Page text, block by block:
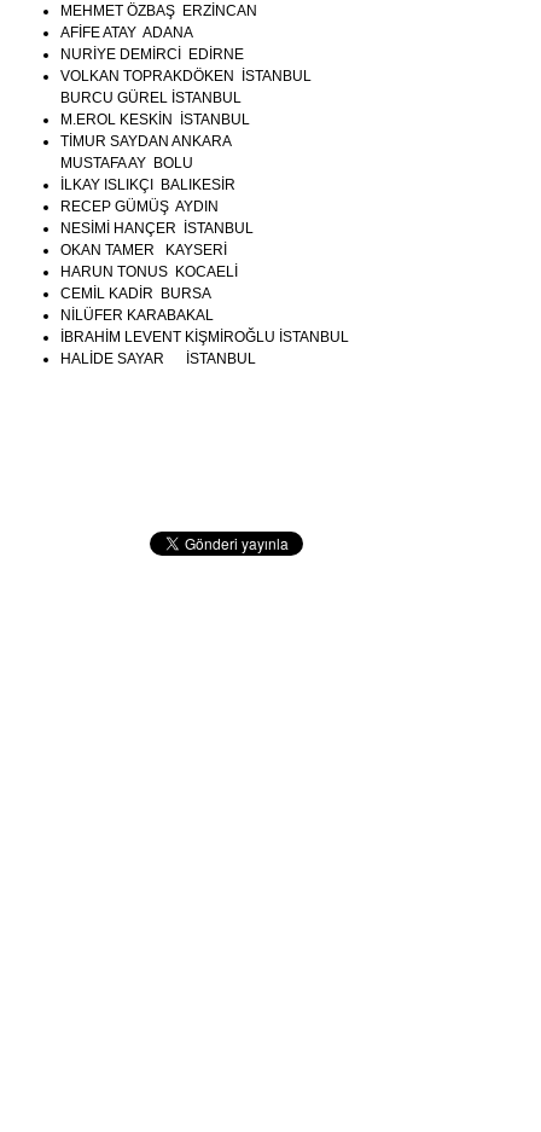
MEHMET ÖZBAŞ ERZİNCAN
AFİFE ATAY ADANA
NURİYE DEMİRCİ EDİRNE
VOLKAN TOPRAKDÖKEN İSTANBUL
BURCU GÜREL İSTANBUL
M.EROL KESKİN İSTANBUL
TİMUR SAYDAN ANKARA
MUSTAFA AY BOLU
İLKAY ISLIKÇI BALIKESİR
RECEP GÜMÜŞ AYDIN
NESİMİ HANÇER İSTANBUL
OKAN TAMER KAYSERİ
HARUN TONUS KOCAELİ
CEMİL KADİR BURSA
NİLÜFER KARABAKAL
İBRAHİM LEVENT KİŞMİROĞLU İSTANBUL
HALİDE SAYAR İSTANBUL